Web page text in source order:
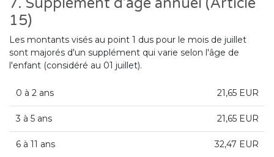
15)
Les montants visés au point 1 dus pour le mois de juillet
sont majorés d'un supplément qui varie selon l'âge de
l'enfant (considéré au 01 juillet).
0 à 2 ans 21,65 EUR
3 à 5 ans 21,65 EUR
6 à 11 ans 32,47 EUR